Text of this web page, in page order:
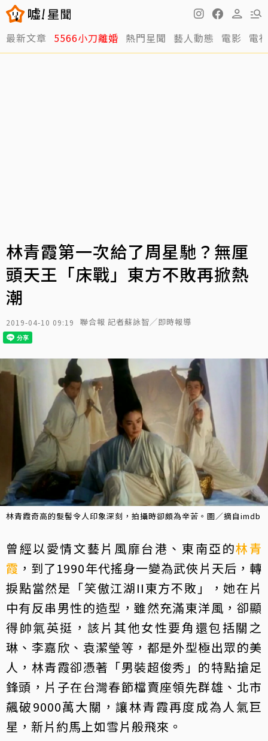
最新文章 5566小刀離婚 熱門星聞 藝人動態 電影 電
林青霞第一次給了周星馳？無厘
頭天王「床戰」東方不敗再掀熱
潮
2019-04-10 09:19 聯合報 記者蘇詠智╱即時報導
林青霞奇高的髮髻令人印象深刻，拍攝時卻頗為辛苦。圖／摘自imdb
曾經以愛情文藝片風靡台港、東南亞的林青
霞 ，到了1990年代搖身一變為武俠片天后，轉
捩點當然是「笑傲江湖II東方不敗」，她在片
中有反串男性的造型，雖然充滿東洋風，卻顯
得帥氣英挺，該片其他女性要角還包括關之
琳、李嘉欣、袁潔瑩等，都是外型極出眾的美
人，林青霞卻憑著「男裝超俊秀」的特點搶足
鋒頭，片子在台灣春節檔賣座領先群雄、北市
飆破9000萬大關，讓林青霞再度成為人氣巨
星，新片約馬上如雪片般飛來。